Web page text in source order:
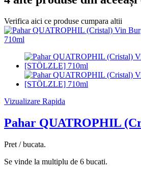
Verifica aici ce produse cumpara altii
Vizualizare Rapida
Pahar QUATROPHIL
Pret / bucata.
Se vinde la multiplu de 6 bucati.